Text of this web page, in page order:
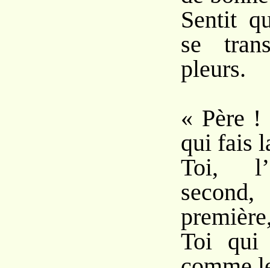
Sentit
se
pleurs.
« Père !
qui fais
Toi,
Toi qui